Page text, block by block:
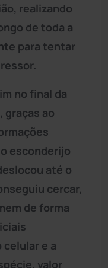
realizando
de toda a
para tentar
no final da
graças ao
esconderijo
até o
cercar,
de forma
celular e a
valor